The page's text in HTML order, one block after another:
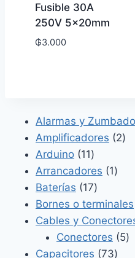
Fusible 30A
250V 5x20mm
₲3.000
Alarmas y
Amplificadores 22
Arduino 1111
productos
Arrancadores 11
Baterías 1717
Bornes o terminales
Cables y
Conectores 55
Capacitores 7373